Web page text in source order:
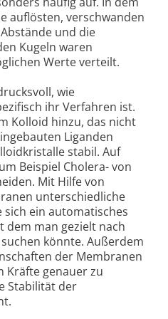
auflösten, verschwanden
und die
Kugeln waren
Werte verteilt.
wie
ihr Verfahren ist.
Kolloid hinzu, das nicht
Liganden
stabil. Auf
Beispiel Cholera- von
Mit Hilfe von
unterschiedliche
sich ein automatisches
dem man gezielt nach
könnte. Außerdem
der Membranen
Kräfte genauer zu
Stabilität der